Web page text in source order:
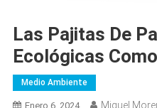
Las Pajitas De
Ecológicas
Medio Ambiente
Enero 6, 2024 Miguel